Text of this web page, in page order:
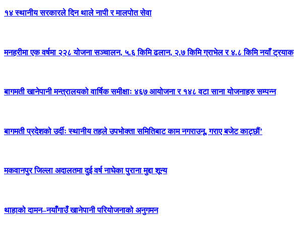
१४ स्थानीय सरकारले दिन थाले नापी र मालपोत सेवा
मनहरीमा एक वर्षमा २२८ योजना सञ्चालन, ५.६ किमि ढलान, २.७ किमि ग्राभेल र ४.८ किमि नयाँ ट्रयाक
बागमती खानेपानी मन्त्रालयको वार्षिक समीक्षाः ४६७ आयोजना र १४८ वटा साना योजनाहरु सम्पन्न
बागमती प्रदेशको उर्दीः स्थानीय तहले उपभोक्ता समितिबाट काम नगराउनू, गराए बजेट काट्छौं’
मकवानपुर जिल्ला अदालतमा दुई वर्ष नाघेका पुराना मुद्दा शून्य
थाहाको दामन–नयाँगाउँ खानेपानी परियोजनाको अनुगमन